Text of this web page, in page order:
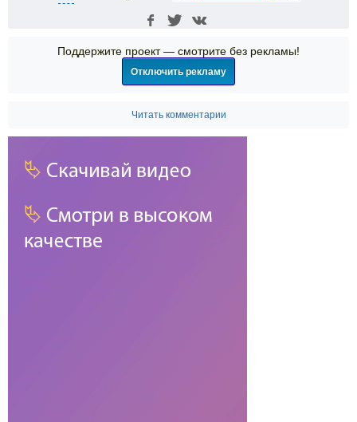
Поддержите проект — смотрите без рекламы!
Отключить рекламу
Читать комментарии